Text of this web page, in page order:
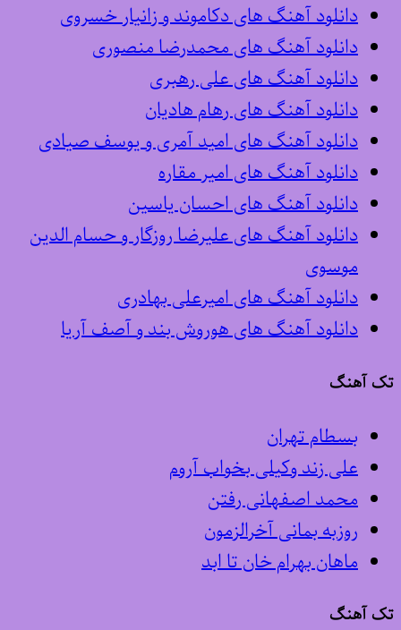
دانلود آهنگ های دکاموند و زانیار خسروی
دانلود آهنگ های محمدرضا منصوری
دانلود آهنگ های علی رهبری
دانلود آهنگ های رهام هادیان
دانلود آهنگ های امید آمری و یوسف صیادی
دانلود آهنگ های امیر مقاره
دانلود آهنگ های احسان یاسین
دانلود آهنگ های علیرضا روزگار و حسام الدین
موسوی
دانلود آهنگ های امیرعلی بهادری
دانلود آهنگ های هوروش بند و آصف آریا
تک آهنگ
بسطام تهران
علی زند وکیلی بخواب آروم
محمد اصفهانی رفتن
روزبه بمانی آخرالزمون
ماهان بهرام خان تا ابد
تک آهنگ